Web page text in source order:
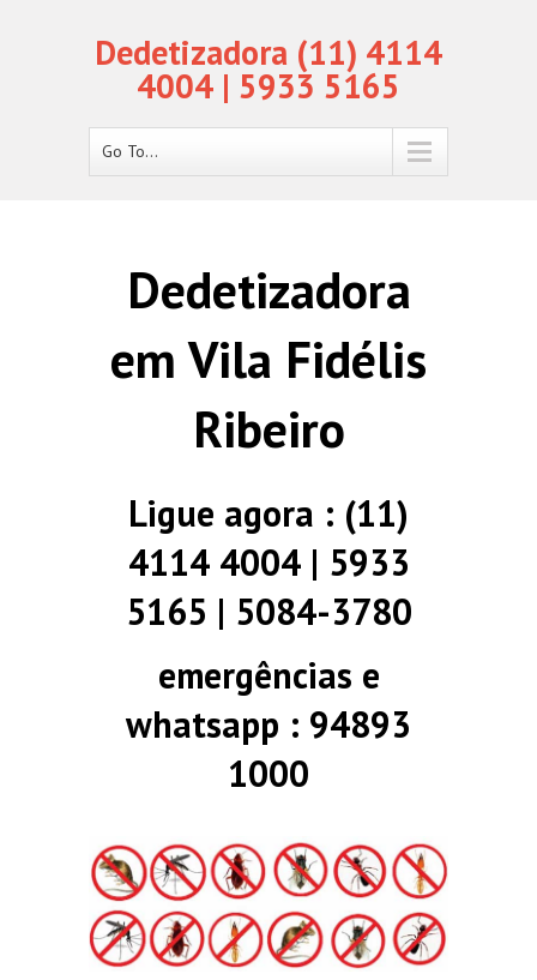
Dedetizadora (11) 4114
4004 | 5933 5165
Go To...
Dedetizadora
em Vila Fidélis
Ribeiro
Ligue agora : (11)
4114 4004 | 5933
5165 | 5084-3780
emergências e
whatsapp : 94893
1000